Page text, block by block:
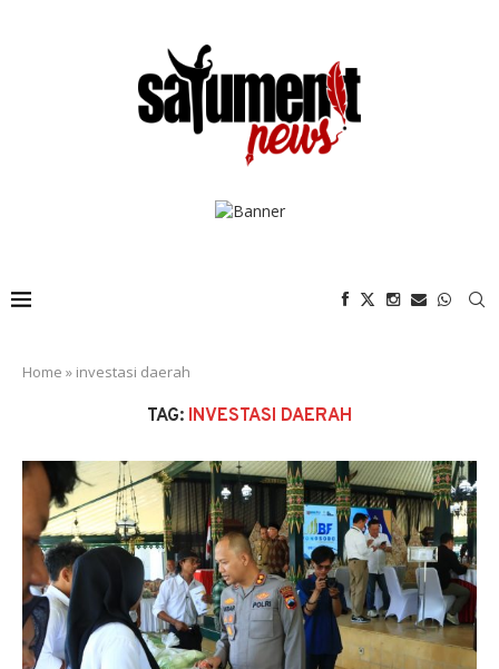
Home » investasi daerah
TAG: INVESTASI DAERAH